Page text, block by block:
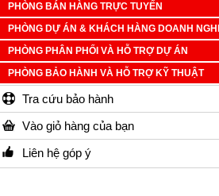
PHÒNG BÁN HÀNG TRỰC TUYẾN
PHÒNG DỰ ÁN & KHÁCH HÀNG DOANH
PHÒNG PHÂN PHỐI VÀ HỖ TRỢ DỰ ÁN
PHÒNG BẢO HÀNH VÀ HỖ TRỢ KỸ THUẬT
Tra cứu bảo hành
Vào giỏ hàng của bạn
Liên hệ góp ý